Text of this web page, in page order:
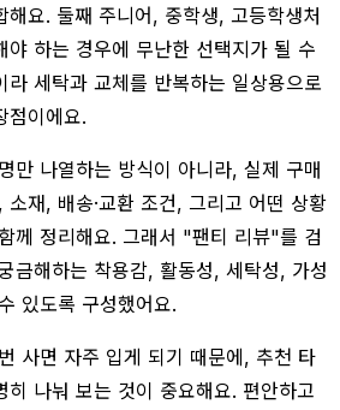
해요. 둘째 주니어, 중학생, 고등학생처
야 하는 경우에 무난한 선택지가 될 수
세탁과 교체를 반복하는 일상용으로
점이에요.
만 나열하는 방식이 아니라, 실제 구매
재, 배송·교환 조건, 그리고 어떤 상황
께 정리해요. 그래서 "팬티 리뷰"를 검
금해하는 착용감, 활동성, 세탁성, 가성
있도록 구성했어요.
사면 자주 입게 되기 때문에, 추천 타
히 나눠 보는 것이 중요해요. 편안하고